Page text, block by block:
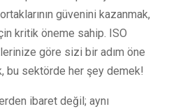
güvenini kazanmak,
kritik öneme sahip. ISO
göre sizi bir adım öne
bu sektörde her şey demek!
ibaret değil; aynı